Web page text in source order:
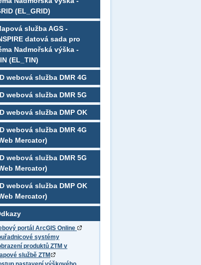
(EL_GRID)
služba AGS -
datová sada pro
Nadmořská výška -
(EL_TIN)
webová služba DMR 4G
webová služba DMR 5G
webová služba DMP OK
webová služba DMR 4G
Mercator)
webová služba DMR 5G
Mercator)
webová služba DMP OK
Mercator)
portál ArcGIS Online
systémy
produktů ZTM v
službě ZTM